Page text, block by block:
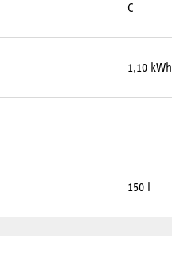
C
1,10 kWh
150 l